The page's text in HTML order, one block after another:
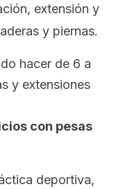
extensión y
y piernas.
hacer de 6 a
y extensiones
con pesas
deportiva,